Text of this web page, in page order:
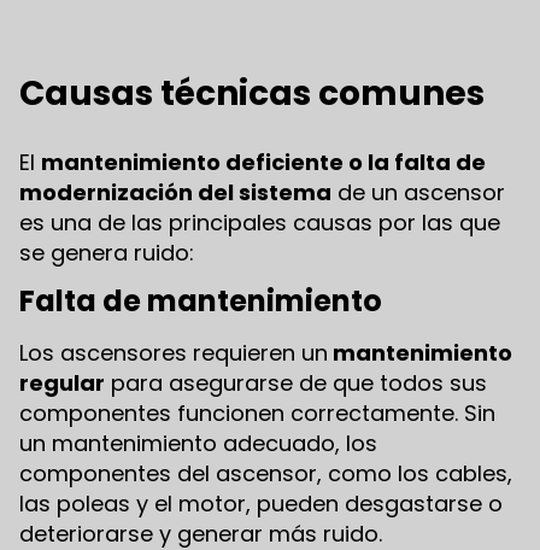
Causas técnicas comunes
El mantenimiento deficiente o la falta de
modernización del sistema de un ascensor
es una de las principales causas por las que
se genera ruido:
Falta de mantenimiento
Los ascensores requieren un mantenimiento
regular para asegurarse de que todos sus
componentes funcionen correctamente. Sin
un mantenimiento adecuado, los
componentes del ascensor, como los cables,
las poleas y el motor, pueden desgastarse o
deteriorarse y generar más ruido.